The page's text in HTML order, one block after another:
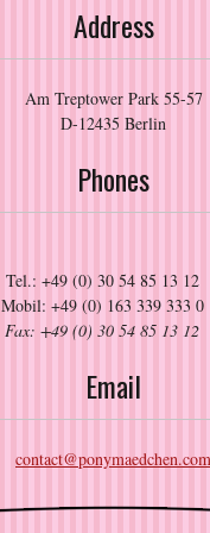
Address
Am Treptower Park 55-57
D-12435 Berlin
Phones
Tel.: +49 (0) 30 54 85 13 12
Mobil: +49 (0) 163 339 333 0
Fax: +49 (0) 30 54 85 13 12
Email
contact@ponymaedchen.com